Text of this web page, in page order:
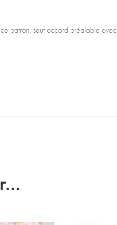
patron, sauf accord préalable avec